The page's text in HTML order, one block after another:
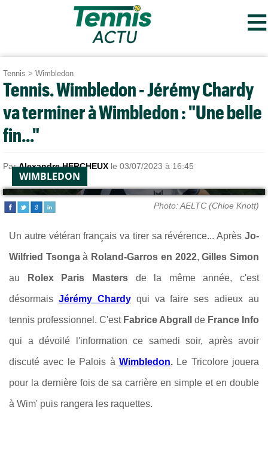
≡
Tennis > Wimbledon
Tennis. Wimbledon - Jérémy Chardy
va terminer à Wimbledon : "Une belle
fin..."
ParAlexandre HERCHEUX le 03/07/2023 à 16:45
WIMBLEDON
Photo: AELTC (Chloe Knott)
Un autre vétéran français va tirer sa révérence... Après Jo-
Wilfried Tsongaà Roland-Garros en 2022,Gilles Simon
au Rolex Paris Mastersde la même année, c'est
désormais Jérémy Chardyqui va faire ses adieux au
tennis professionnel. C'est Fabrice Abgrall de France Info
qui a dévoilé l'information ce samedi soir, après avoir
discuté avec le Palois à Wimbledon. Le Tricolore jouera
pour la dernière fois de sa carrière en simple et en double
à Wim' puis rangera les raquettes.